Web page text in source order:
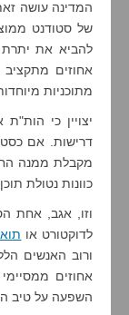
המדינה עושה
של סטודנט
מתוכניות
יצויין כי
דרישות. אם
מקבלת ממנה
כוונות נטולת
וזו, אגב, אחת
לדוקטורט או
אחוזים
השפעה על טיב